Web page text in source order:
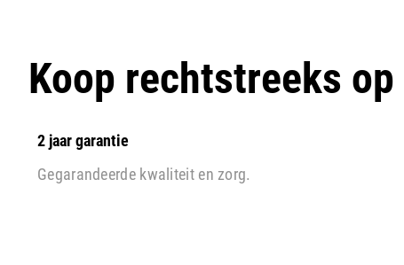
Koop rechtstreeks op
2 jaar garantie
Gegarandeerde kwaliteit en zorg.